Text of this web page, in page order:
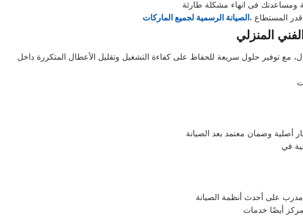
ومساعدتك فى انهاء مشكلة طارئة
المستطاع ،الصيانة الرسمية لجميع الماركات
المنزلي
توفير حلول سريعة للحفاظ على كفاءة التشغيل وتقليل الأعطال المتكررة داخل
في
أيضًا خدمات